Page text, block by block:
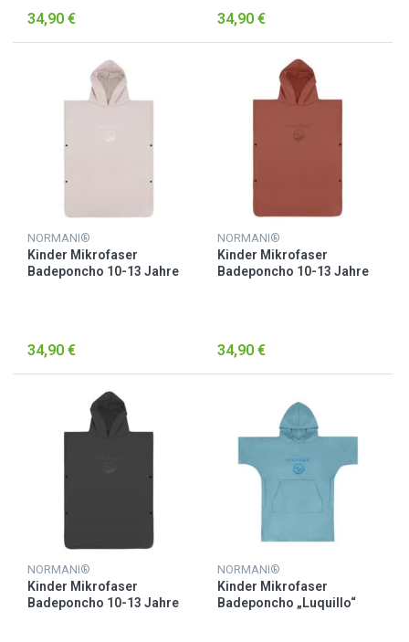
34,90 € 34,90 €
NORMANI®
Kinder Mikrofaser
Badeponcho 10-13 Jahre
34,90 €
NORMANI®
Kinder Mikrofaser
Badeponcho 10-13 Jahre
34,90 €
NORMANI®
Kinder Mikrofaser
Badeponcho 10-13 Jahre
NORMANI®
Kinder Mikrofaser
Badeponcho „Luquillo“